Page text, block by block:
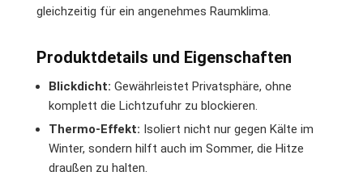
gleichzeitig für ein angenehmes Raumklima.
Produktdetails und Eigenschaften
Blickdicht: Gewährleistet Privatsphäre, ohne
komplett die Lichtzufuhr zu blockieren.
Thermo-Effekt: Isoliert nicht nur gegen Kälte im
Winter, sondern hilft auch im Sommer, die Hitze
draußen zu halten.